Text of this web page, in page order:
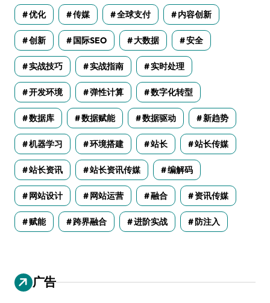
优化 传媒 全球支付 内容创新
创新 国际SEO 大数据 安全
实战技巧 实战指南 实时处理
开发环境 弹性计算 数字化转型
数据库 数据赋能 数据驱动 新趋势
机器学习 环境搭建 站长 站长传媒
站长资讯 站长资讯传媒 编解码
网站设计 网站运营 融合 资讯传媒
赋能 跨界融合 进阶实战 防注入
广告